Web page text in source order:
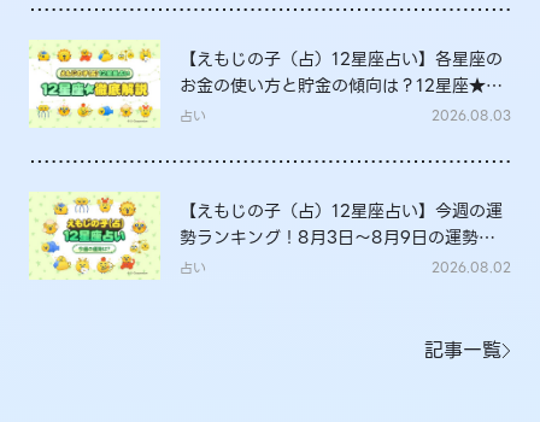
【えもじの子（占）12星座占い】各星座の
お金の使い方と貯金の傾向は？12星座★徹
底解説
占い 2026.08.03
【えもじの子（占）12星座占い】今週の運
勢ランキング！8月3日～8月9日の運勢
は？
占い 2026.08.02
記事一覧